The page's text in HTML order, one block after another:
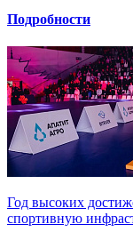
Подробности
Год высоких
спортивную